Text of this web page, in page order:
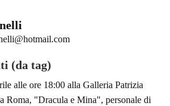
(da tag)
alle ore 18:00 alla Galleria Patrizia
Roma, "Dracula e Mina", personale di